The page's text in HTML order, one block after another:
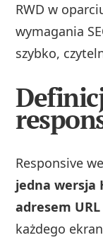
RWD w
wymagania
szybko,
Responsive
jedna wersja
adresem URL
każdego